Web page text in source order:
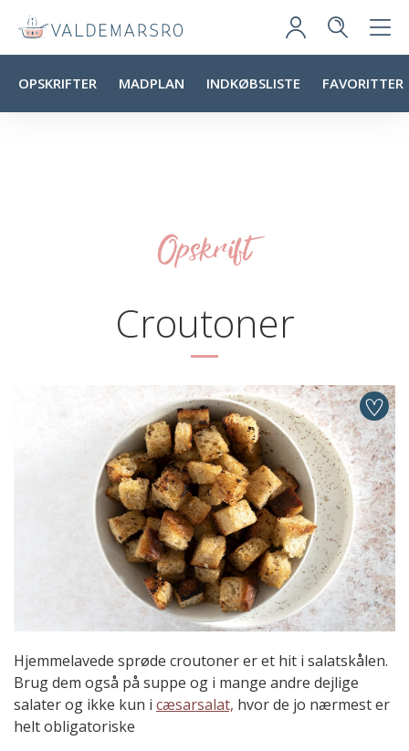
OPSKRIFTER MADPLAN INDKØBSLISTE FAVORITTER
Opskrift
Croutoner
Hjemmelavede sprøde croutoner er et hit i salatskålen.
Brug dem også på suppe og i mange andre dejlige
salater og ikke kun i cæsarsalat, hvor de jo nærmest er
helt obligatoriske